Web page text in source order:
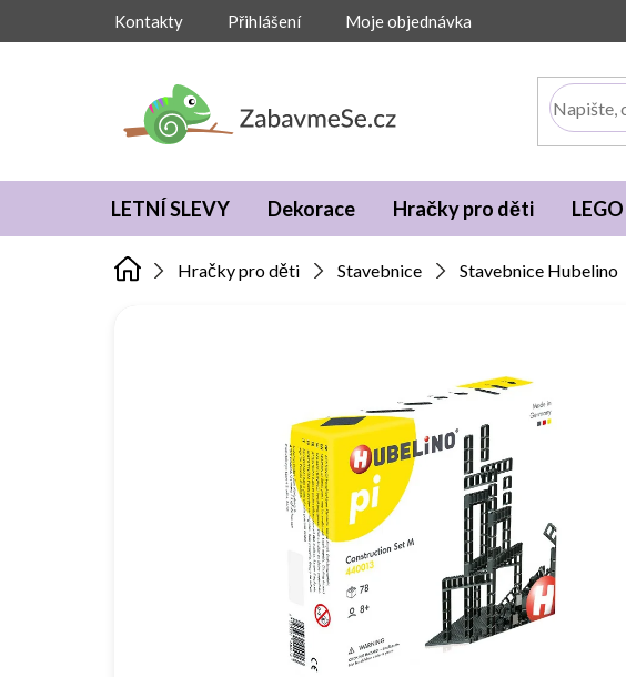
Kontakty Přihlášení Moje objednávka
LETNÍ SLEVY Dekorace Hračky pro děti LEGO
Hračky pro děti Stavebnice Stavebnice Hubelino